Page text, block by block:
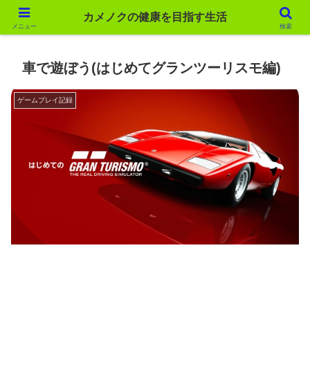
カメノクの健康を目指す生活
車で遊ぼう(はじめてグランツーリスモ編)
ゲームプレイ記録
メニュー
カメノクの健康を目指す生活
検索